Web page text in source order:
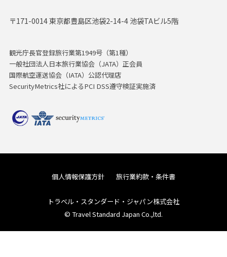
〒171-0014 東京都豊島区池袋2-14-4 池袋TAビル5階
観光庁長官登録旅行業第1949号（第1種）
一般社団法人日本旅行業協会（JATA）正会員
国際航空運送協会（IATA）公認代理店
SecurityMetrics社によるPCI DSS遵守検証実施済
個人情報保護方針 旅行業約款・条件書
トラベル・スタンダード・ジャパン株式会社
© Travel Standard Japan Co.,ltd.